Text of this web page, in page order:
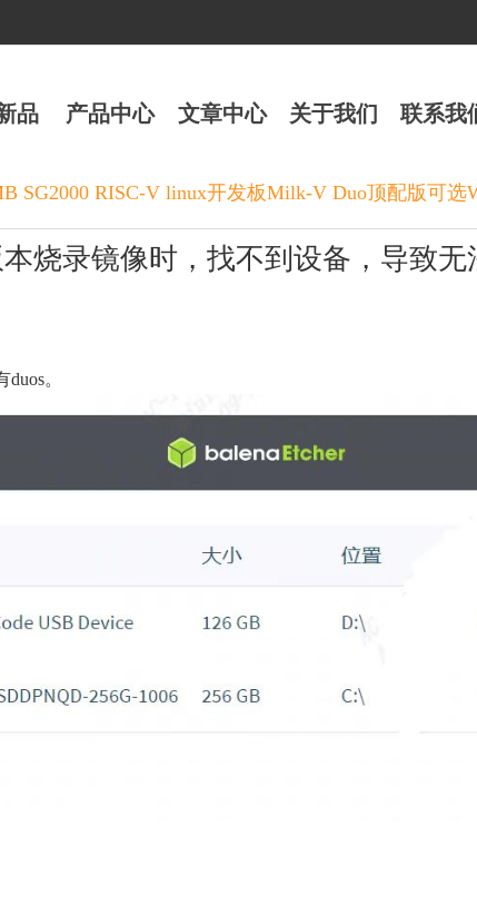
品 产品中心 文章中心 关于我们 联系我
SG2000 RISC-V linux开发板Milk-V Duo顶配版可选
烧录镜像时，找不到设备，导致无
。